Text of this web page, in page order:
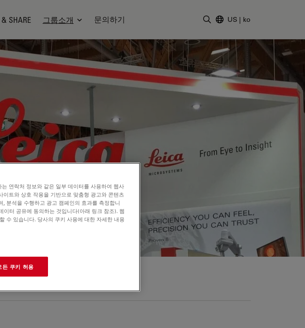
SHARE 그룹소개 문의하기 US | ko
연락처 정보와 같은 일부 데이터를 사용하여 웹사
트와 상호 작용을 기반으로 맞춤형 광고와 콘텐츠
분석을 수행하고 광고 캠페인의 효과를 측정합니
터 공유에 동의하는 것입니다(아래 링크 참조). 웹
수 있습니다. 당사의 쿠키 사용에 대한 자세한 내용
든 쿠키 허용